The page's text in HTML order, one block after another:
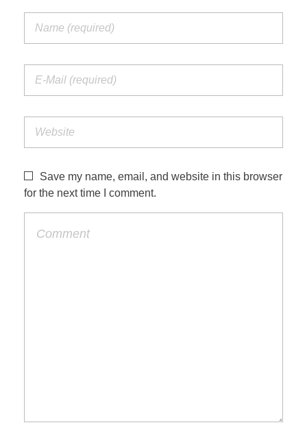
Save my name, email, and website in this browser
for the next time I comment.